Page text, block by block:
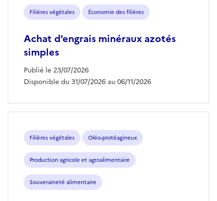
Filières végétales Économie des filières
Achat d'engrais minéraux azotés
simples
Publié le 23/07/2026
Disponible du 31/07/2026 au 06/11/2026
Filières végétales Oléo-protéagineux
Production agricole et agroalimentaire
Souveraineté alimentaire